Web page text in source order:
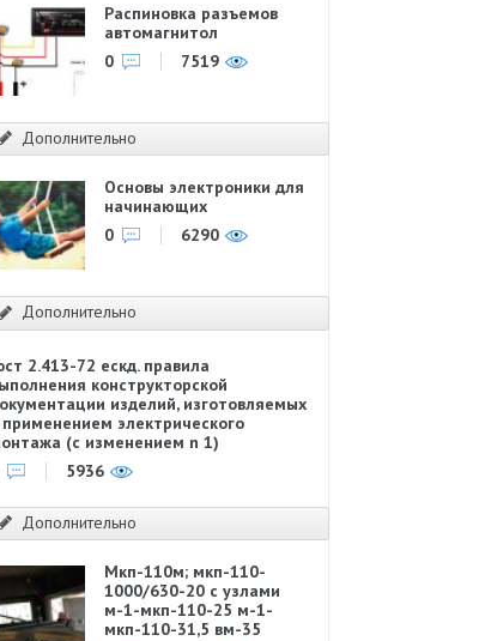
Распиновка разъемов
автомагнитол
0
7519
Дополнительно
Основы электроники для
начинающих
0
6290
Дополнительно
2.413-72 ескд. правила
конструкторской
изделий, изготовляемых
применением электрического
(с изменением n 1)
5936
Дополнительно
Мкп-110м; мкп-110-
1000/630-20 с узлами
м-1-мкп-110-25 м-1-
мкп-110-31,5 вм-35